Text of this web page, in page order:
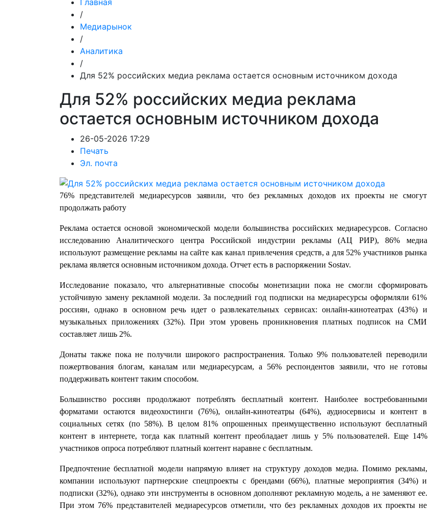
Главная
/
Медиарынок
/
Аналитика
/
Для 52% российских медиа реклама остается основным источником дохода
Для 52% российских медиа реклама
остается основным источником дохода
26-05-2026 17:29
Печать
Эл. почта
76% представителей медиаресурсов заявили, что без рекламных доходов их проекты не смогут
продолжать работу
Реклама остается основой экономической модели большинства российских медиаресурсов. Согласно
исследованию Аналитического центра Российской индустрии рекламы (АЦ РИР), 86% медиа
используют размещение рекламы на сайте как канал привлечения средств, а для 52% участников рынка
реклама является основным источником дохода. Отчет есть в распоряжении Sostav.
Исследование показало, что альтернативные способы монетизации пока не смогли сформировать
устойчивую замену рекламной модели. За последний год подписки на медиаресурсы оформляли 61%
россиян, однако в основном речь идет о развлекательных сервисах: онлайн-кинотеатрах (43%) и
музыкальных приложениях (32%). При этом уровень проникновения платных подписок на СМИ
составляет лишь 2%.
Донаты также пока не получили широкого распространения. Только 9% пользователей переводили
пожертвования блогам, каналам или медиаресурсам, а 56% респондентов заявили, что не готовы
поддерживать контент таким способом.
Большинство россиян продолжают потреблять бесплатный контент. Наиболее востребованными
форматами остаются видеохостинги (76%), онлайн-кинотеатры (64%), аудиосервисы и контент в
социальных сетях (по 58%). В целом 81% опрошенных преимущественно используют бесплатный
контент в интернете, тогда как платный контент преобладает лишь у 5% пользователей. Еще 14%
участников опроса потребляют платный контент наравне с бесплатным.
Предпочтение бесплатной модели напрямую влияет на структуру доходов медиа. Помимо рекламы,
компании используют партнерские спецпроекты с брендами (66%), платные мероприятия (34%) и
подписки (32%), однако эти инструменты в основном дополняют рекламную модель, а не заменяют ее.
При этом 76% представителей медиаресурсов отметили, что без рекламных доходов их проекты не